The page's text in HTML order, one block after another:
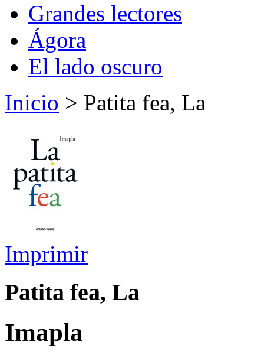
Grandes lectores
Ágora
El lado oscuro
Inicio > Patita fea, La
Imprimir
Patita fea, La
Imapla